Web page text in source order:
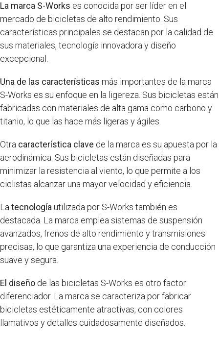
La marca S-Works es conocida por ser líder en el
mercado de bicicletas de alto rendimiento. Sus
características principales se destacan por la calidad de
sus materiales, tecnología innovadora y diseño
excepcional.
Una de las características más importantes de la marca
S-Works es su enfoque en la ligereza. Sus bicicletas están
fabricadas con materiales de alta gama como carbono y
titanio, lo que las hace más ligeras y ágiles.
Otra característica clave de la marca es su apuesta por la
aerodinámica. Sus bicicletas están diseñadas para
minimizar la resistencia al viento, lo que permite a los
ciclistas alcanzar una mayor velocidad y eficiencia.
La tecnología utilizada por S-Works también es
destacada. La marca emplea sistemas de suspensión
avanzados, frenos de alto rendimiento y transmisiones
precisas, lo que garantiza una experiencia de conducción
suave y segura.
El diseño de las bicicletas S-Works es otro factor
diferenciador. La marca se caracteriza por fabricar
bicicletas estéticamente atractivas, con colores
llamativos y detalles cuidadosamente diseñados.